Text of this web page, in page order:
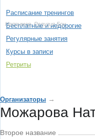
Например, Религия Бон
Расписание тренингов
Бесплатные и недорогие
Регулярные занятия
Курсы в записи
Ретриты
Организаторы →
Можарова
Второе название